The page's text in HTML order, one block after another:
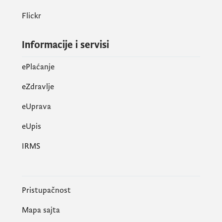
Flickr
Informacije i servisi
ePlaćanje
eZdravlje
eUprava
еUpis
IRMS
Pristupačnost
Mapa sajta